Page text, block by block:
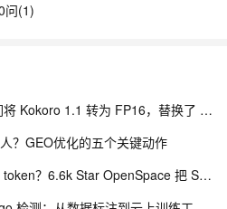
问(1)
浏览器本地跑中文 TTS：我们将 Kokoro 1.1 转为 FP16，替换了 Piper 中文配音
？GEO优化的五个关键动作
绷不住了，Agent 每次从零烧 token？6.6k Star OpenSpace 把 Skill 变成会进化的资产